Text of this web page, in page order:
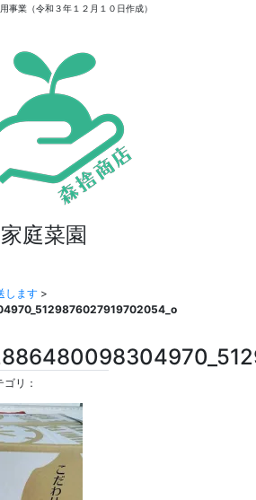
事業（令和３年１２月１０日作成）
家庭菜園
します >
ゴリ：